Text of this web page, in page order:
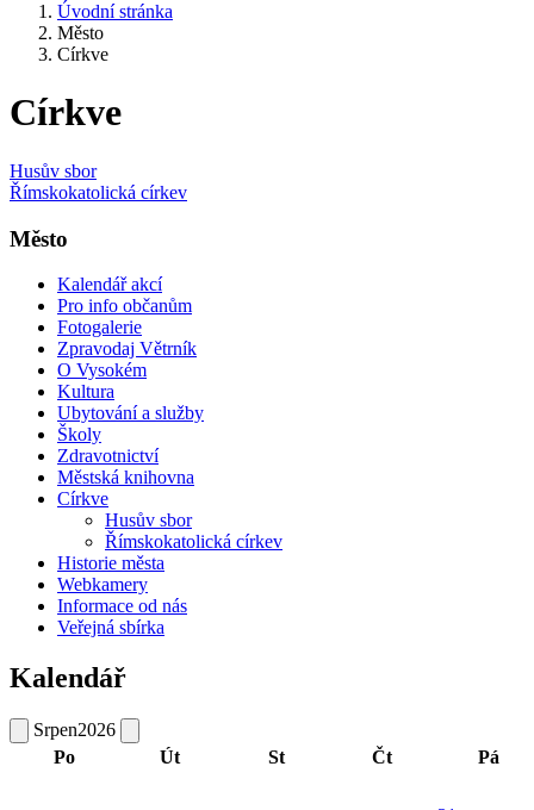
Úvodní stránka
Město
Církve
Církve
Husův sbor
Římskokatolická církev
Město
Kalendář akcí
Pro info občanům
Fotogalerie
Zpravodaj Větrník
O Vysokém
Kultura
Ubytování a služby
Školy
Zdravotnictví
Městská knihovna
Církve
Husův sbor
Římskokatolická církev
Historie města
Webkamery
Informace od nás
Veřejná sbírka
Kalendář
Srpen2026
Po
Út St Čt Pá